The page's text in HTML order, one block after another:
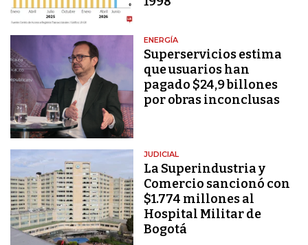
ENERGÍA
Superservicios estima
que usuarios han
pagado $24,9 billones
por obras inconclusas
JUDICIAL
La Superindustria y
Comercio sancionó con
$1.774 millones al
Hospital Militar de
Bogotá